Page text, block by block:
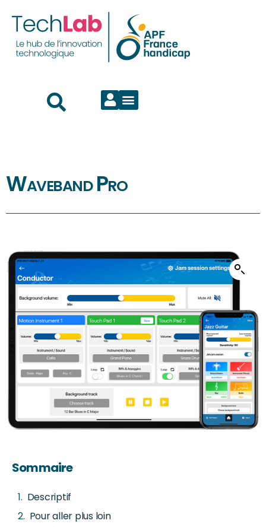
Waveband Pro
Sommaire
Descriptif
Pour aller plus loin